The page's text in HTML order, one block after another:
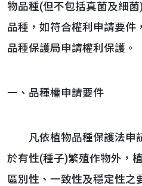
物品種(但不包括真菌及細
品種，如符合權利申請要件
品種保護局申請權利保護。
一、品種權申請要件
凡依植物品種保護法申
於有性(種子)繁殖作物外，
區別性、一致性及穩定性之